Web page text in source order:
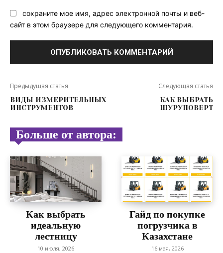
сохраните мое имя, адрес электронной почты и веб-
сайт в этом браузере для следующего комментария.
Предыдущая статья
ВИДЫ ИЗМЕРИТЕЛЬНЫХ
ИНСТРУМЕНТОВ
Следующая статья
КАК ВЫБРАТЬ
ШУРУПОВЕРТ
Больше от автора:
Как выбрать
идеальную
лестницу
10 июля, 2026
Гайд по покупке
погрузчика в
Казахстане
16 мая, 2026